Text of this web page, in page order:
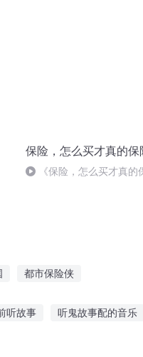
保险，怎么买才真的保
《保险，怎么买才真的
都市保险侠
听故事 听鬼故事配的音乐